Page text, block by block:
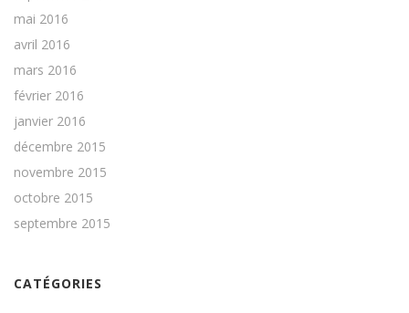
mai 2016
avril 2016
mars 2016
février 2016
janvier 2016
décembre 2015
novembre 2015
octobre 2015
septembre 2015
CATÉGORIES